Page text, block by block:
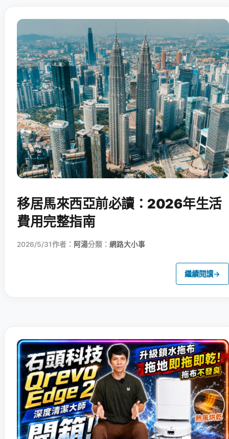
移居馬來西亞前必讀：2026年生活
費用完整指南
2026/5/31作者： 阿湯分類： 網路大小事
繼續閱讀→